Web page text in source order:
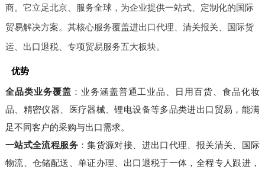
商。它立足北京、服务全球，为企业提供一站式、定制化的国际
贸易解决方案。其核心服务覆盖进出口代理、清关报关、国际货
运、出口退税、专项贸易服务五大板块。
优势
全品类业务覆盖 ：业务涵盖普通工业品、日用百货、食品化妆
品、精密仪器、医疗器械、锂电设备等多品类进出口贸易，能满
足不同客户的采购与出口需求。
一站式全流程服务：集货源对接、进出口代理、报关清关、国际
物流、仓储配送、单证办理、出口退税于一体，全程专人跟进，